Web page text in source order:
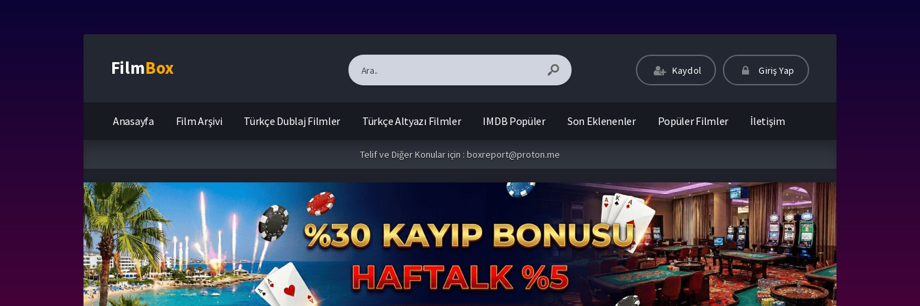
FilmBox Kaydol Giriş Yap
Anasayfa Film Arşivi Türkçe Dublaj Filmler Türkçe Altyazı Filmler IMDB Popüler Son Eklenenler Popüler Filmler İletişim
Telif ve Diğer Konular için : boxreport@proton.me